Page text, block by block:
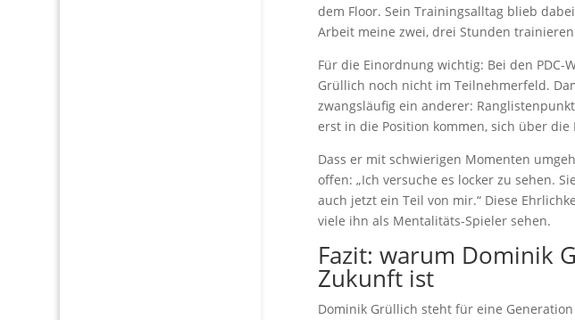
dem Floor. Sein Trainingsalltag blieb
Arbeit meine zwei, drei Stunden
Für die Einordnung wichtig: Bei den
Grüllich noch nicht im Teilnehmerfeld.
zwangsläufig ein anderer:
erst in die Position kommen, sich über
Dass er mit schwierigen Momenten
offen: „Ich versuche es locker zu sehen.
auch jetzt ein Teil von mir.“ Diese
viele ihn als Mentalitäts-Spieler sehen.
Fazit: warum Dominik
Zukunft ist
Dominik Grüllich steht für eine